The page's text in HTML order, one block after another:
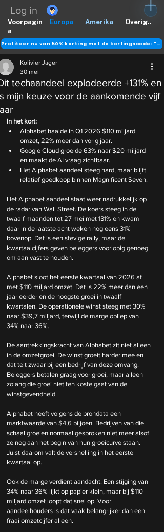
Log in
Europa Amerika Overig..
Voorpagin
a
Profiteer nu van 50% korting met de kortingscode: "DANK"
techaandeel explodeerde +131% en
mijn keuze voor de aankomende vijf
Kolivier Jager
30 mei
In het kort:
Alphabet haalde in Q1 2026 $110 miljard
omzet, 22% meer dan vorig jaar.
Google Cloud groeide 63% naar $20 miljard
en maakt de AI vraag zichtbaar.
Het Alphabet aandeel steeg hard, maar blijft
relatief goedkoop binnen Magnificent Seven.
Het Alphabet aandeel staat weer nadrukkelijk op
de radar van Wall Street. De koers steeg in de
twaalf maanden tot 27 mei met 131% en kwam
daar in de laatste acht weken nog eens 31%
bovenop. Dat is een stevige rally, maar de
kwartaalcijfers geven beleggers voorlopig genoeg
om aan vast te houden.
Alphabet sloot het eerste kwartaal van 2026 af
met $110 miljard omzet. Dat is 22% meer dan een
jaar eerder en de hoogste groei in twaalf
kwartalen. De operationele winst steeg met 30%
naar $39,7 miljard, terwijl de marge opliep van
34% naar 36%.
De aantrekkingskracht van Alphabet zit niet alleen
in de omzetgroei. De winst groeit harder mee en
dat telt zwaar bij een bedrijf van deze omvang.
Beleggers betalen graag voor groei, maar alleen
zolang die groei niet ten koste gaat van de
winstgevendheid.
Alphabet heeft volgens de brondata een
marktwaarde van $4,6 biljoen. Bedrijven van die
schaal groeien normaal gesproken niet meer alsof
ze nog aan het begin van hun groeicurve staan.
Juist daarom valt de versnelling in het eerste
kwartaal op.
Ook de marge verdient aandacht. Een stijging van
34% naar 36% lijkt op papier klein, maar bij $110
miljard omzet loopt dat snel op. Voor
aandeelhouders is dat vaak belangrijker dan een
fraai omzetcijfer alleen.